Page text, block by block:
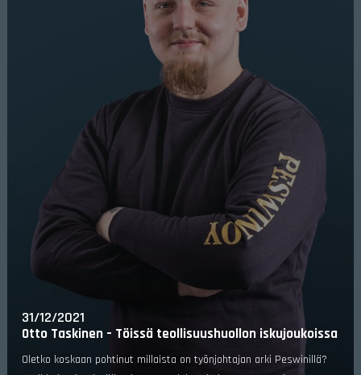
31/12/2021
Otto Taskinen – Töissä teollisuushuollon iskujoukoissa
Oletko koskaan pohtinut millaista on työnjohtajan arki Peswinillä?